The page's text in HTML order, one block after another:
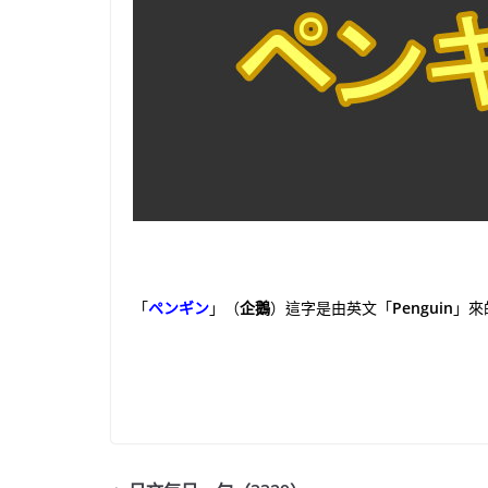
「ペンギン」（企鵝）這字是由英文「Penguin 」